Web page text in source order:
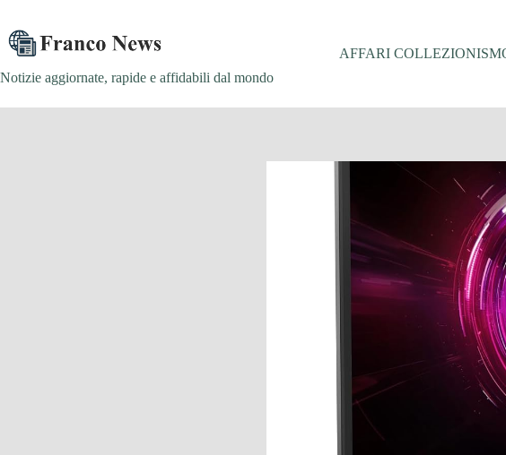
contenuto
Notizie aggiornate, rapide e affidabili dal mondo
AFFARI